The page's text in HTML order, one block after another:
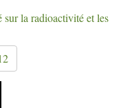
sur la radioactivité et les